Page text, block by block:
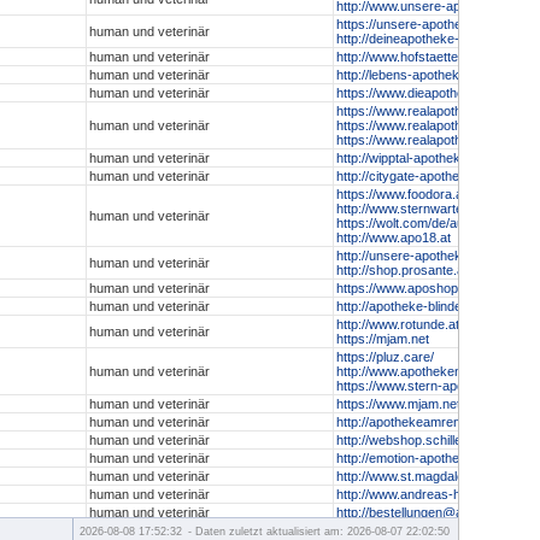
http://www.unsere-apotheken.at/
human und veterinär
https://unsere-apotheken.at/
http://deineapotheke-shop.at
human und veterinär
http://www.hofstaetter-apotheke.at
human und veterinär
http://lebens-apotheke.at
human und veterinär https://www.dieapotheke.co.at/
human und veterinär
https://www.realapotheke.com
https://www.realapotheke.at
https://www.realapotheke.de
human und veterinär
http://wipptal-apotheke.at/shop
human und veterinär http://citygate-apotheke.at
human und veterinär
https://www.foodora.at/shop/
http://www.sternwarte-apotheke.at
https://wolt.com/de/aut/vienna/
http://www.apo18.at
human und veterinär
http://unsere-apotheken.at/
http://shop.prosante.at
human und veterinär
https://www.aposhop-kaernten.at
human und veterinär
http://apotheke-blindenmarkt.at
human und veterinär
http://www.rotunde.at
https://mjam.net
human und veterinär
https://pluz.care/
http://www.apothekenexpress.wien
https://www.stern-apo.at/
human und veterinär
https://www.mjam.net
human und veterinär
http://apothekeamrennweg.at
human und veterinär
http://webshop.schillerplatzapo.at
human und veterinär
http://emotion-apotheke.at
human und veterinär
http://www.st.magdalena-
human und veterinär
http://www.andreas-hofer.at/shop
human und veterinär
http://bestellungen@apozgk.at
http://apomed.at
2026-08-08 17:52:32 - Daten zuletzt aktualisiert am: 2026-08-07 22:02:50